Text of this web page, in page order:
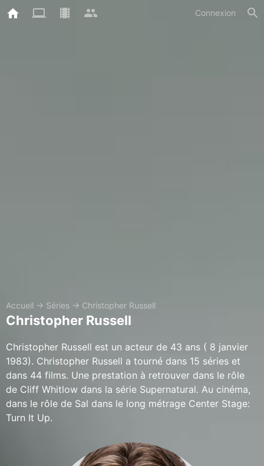
Connexion
Accueil → Séries → Christopher Russell
Christopher Russell
Christopher Russell est un acteur de 43 ans ( 8 janvier
1983). Christopher Russell a tourné dans 15 séries et
dans 44 films. Une prestation à retrouver dans le rôle
de Cliff Whitlow dans la série Supernatural. Au cinéma,
dans le rôle de Sal dans le long métrage Center Stage:
Turn It Up.